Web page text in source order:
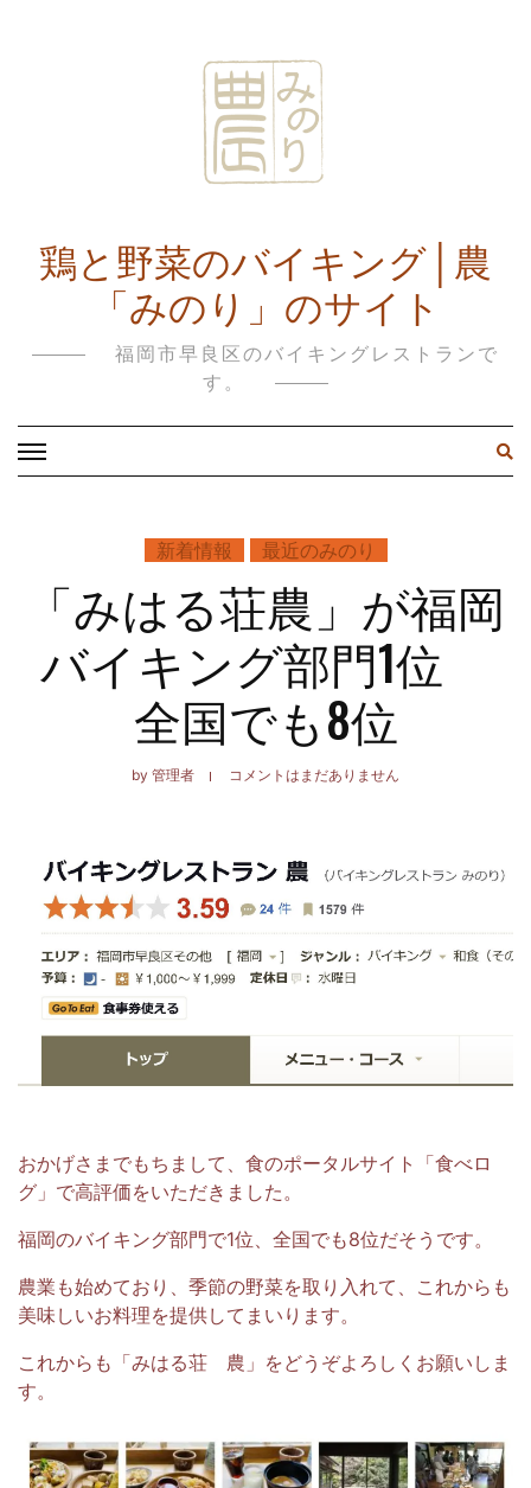
鶏と野菜のバイキング│農
「みのり」のサイト
福岡市早良区のバイキングレストランで
す。
新着情報 最近のみのり
「みはる荘農」が福岡
バイキング部門1位
全国でも8位
by 管理者 コメントはまだありません
おかげさまでもちまして、食のポータルサイト「食べロ
グ」で高評価をいただきました。
福岡のバイキング部門で1位、全国でも8位だそうです。
農業も始めており、季節の野菜を取り入れて、これからも
美味しいお料理を提供してまいります。
これからも「みはる荘 農」をどうぞよろしくお願いしま
す。